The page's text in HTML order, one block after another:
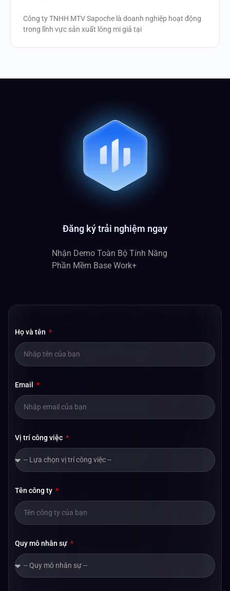
Công ty TNHH MTV Sapoche là doanh nghiệp hoạt động
trong lĩnh vực sản xuất lông mi giả tại
Đăng ký trải nghiệm ngay
Nhận Demo Toàn Bộ Tính Năng
Phần Mềm Base Work+
Họ và tên
Email
Vị trí công việc
Tên công ty
Quy mô nhân sự